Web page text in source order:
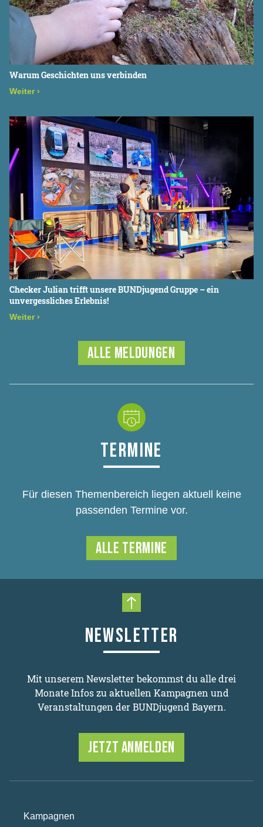
Warum Geschichten uns verbinden
Weiter ›
Checker Julian trifft unsere BUNDjugend Gruppe – ein
unvergessliches Erlebnis!
Weiter ›
ALLE MELDUNGEN
TERMINE
Für diesen Themenbereich liegen aktuell keine
passenden Termine vor.
ALLE TERMINE
Nach oben scrollen
NEWSLETTER
Mit unserem Newsletter bekommst du alle drei
Monate Infos zu aktuellen Kampagnen und
Veranstaltungen der BUNDjugend Bayern.
JETZT ANMELDEN
Kampagnen